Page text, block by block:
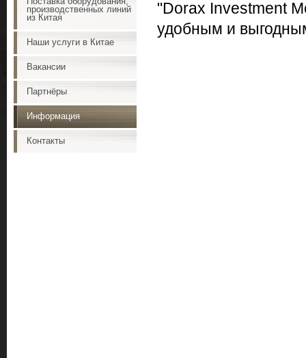
производственных линий
из Китая
Наши услуги в Китае
Вакансии
Партнёры
Информация
Контакты
"Dorax Investment
удобным и